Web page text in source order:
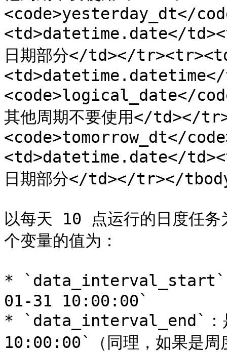
<code>yesterday_dt</
<td>datetime.date</
日期部分</td></
<code>logical_date</
其他周期不要使用</td></
<code>tomorrow_dt</
<td>datetime.date</
日期部分</td></tr></
以每天 10 点运行的日度任
个变量的值为：
* `data_interval_start`
01-31 10:00:00`
* `data_interval_end`：
10:00:00`（同理，如果是周